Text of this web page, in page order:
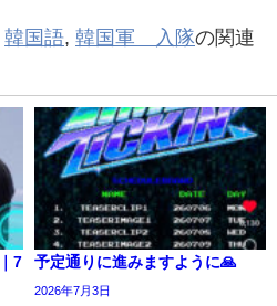
韓国語, 韓国軍 入隊の関連
7
予定通りに進みますように🙏
2026年7月3日